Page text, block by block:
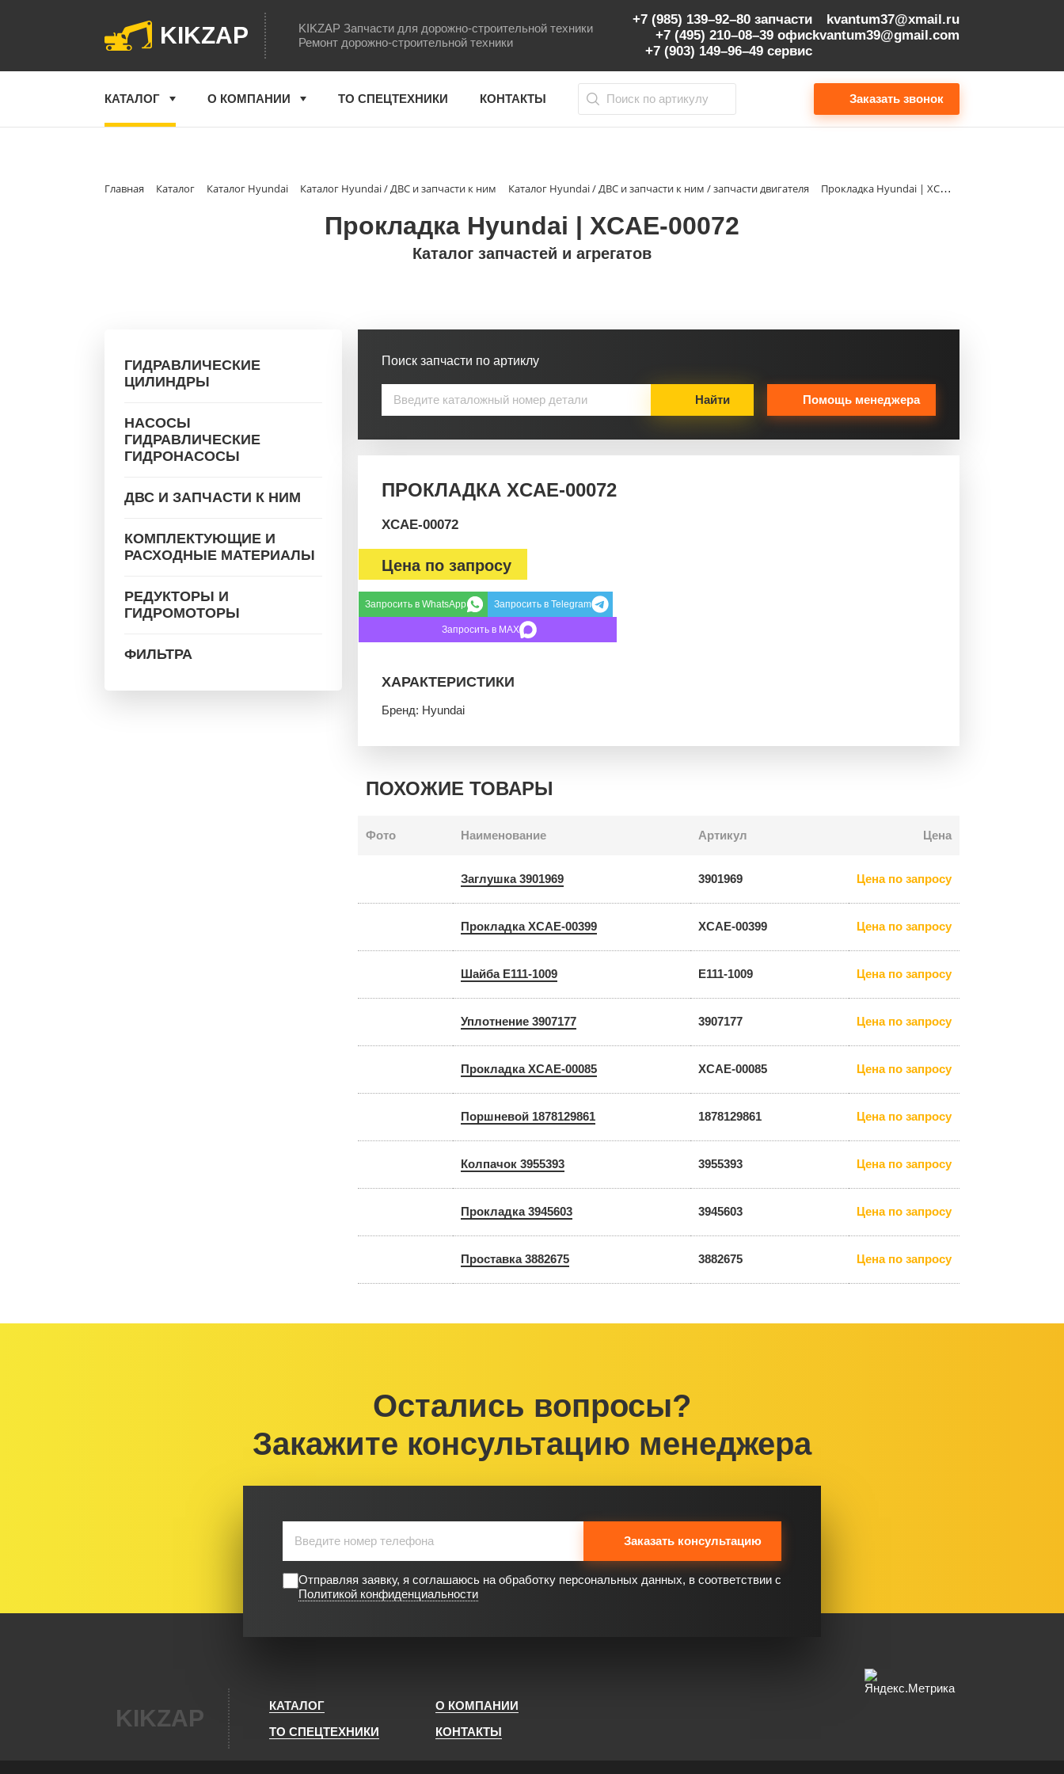
KIKZAP
KIKZAP Запчасти для дорожно-строительной техники
Ремонт дорожно-строительной техники
+7 (985) 139–92–80 запчасти
+7 (495) 210–08–39 офис
+7 (903) 149–96–49 сервис
kvantum37@xmail.ru
kvantum39@gmail.com
КАТАЛОГ О КОМПАНИИ ТО СПЕЦТЕХНИКИ КОНТАКТЫ Заказать звонок
Главная Каталог Каталог Hyundai Каталог Hyundai / ДВС и запчасти к ним Каталог Hyundai / ДВС и запчасти к ним / запчасти двигателя Прокладка Hyundai | XCAE-00072
Прокладка Hyundai | XCAE-00072
Каталог запчастей и агрегатов
ГИДРАВЛИЧЕСКИЕ
ЦИЛИНДРЫ
НАСОСЫ
ГИДРАВЛИЧЕСКИЕ
ГИДРОНАСОСЫ
ДВС И ЗАПЧАСТИ К НИМ
КОМПЛЕКТУЮЩИЕ И
РАСХОДНЫЕ МАТЕРИАЛЫ
РЕДУКТОРЫ И
ГИДРОМОТОРЫ
ФИЛЬТРА
Поиск запчасти по артиклу
Найти Помощь менеджера
ПРОКЛАДКА XCAE-00072
XCAE-00072
Цена по запросу
Запросить в WhatsApp Запросить в Telegram
Запросить в MAX
ХАРАКТЕРИСТИКИ
Бренд: Hyundai
ПОХОЖИЕ ТОВАРЫ
Фото Наименование Артикул Цена
Заглушка 3901969 3901969 Цена по запросу
Прокладка XCAE-00399 XCAE-00399 Цена по запросу
Шайба E111-1009 E111-1009 Цена по запросу
Уплотнение 3907177 3907177 Цена по запросу
Прокладка XCAE-00085 XCAE-00085 Цена по запросу
Поршневой 1878129861 1878129861 Цена по запросу
Колпачок 3955393 3955393 Цена по запросу
Прокладка 3945603 3945603 Цена по запросу
Проставка 3882675 3882675 Цена по запросу
Остались вопросы?
Закажите консультацию менеджера
Заказать консультацию
Отправляя заявку, я соглашаюсь на обработку персональных данных, в соответствии с
Политикой конфиденциальности
KIKZAP КАТАЛОГ
О КОМПАНИИ
ТО СПЕЦТЕХНИКИ
КОНТАКТЫ